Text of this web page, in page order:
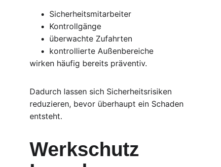
Sicherheitsmitarbeiter
Kontrollgänge
überwachte Zufahrten
kontrollierte Außenbereiche
wirken häufig bereits präventiv.
Dadurch lassen sich Sicherheitsrisiken
reduzieren, bevor überhaupt ein Schaden
entsteht.
Werkschutz